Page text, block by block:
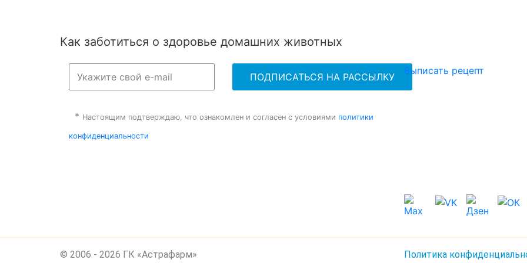
Как заботиться о здоровье домашних животных
* Настоящим подтверждаю, что ознакомлен и согласен с условиями политики
конфиденциальности
Выписать рецепт
© 2006 - 2026 ГК «Астрафарм» Политика